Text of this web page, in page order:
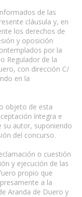
de las
cláusula y, en
los derechos de
y oposición
por la
Regulador de la
con dirección C/
en la
objeto de esta
íntegra e
su autor, suponiendo
del concurso.
o cuestión
y ejecución de las
propio que
a la
Aranda de Duero y